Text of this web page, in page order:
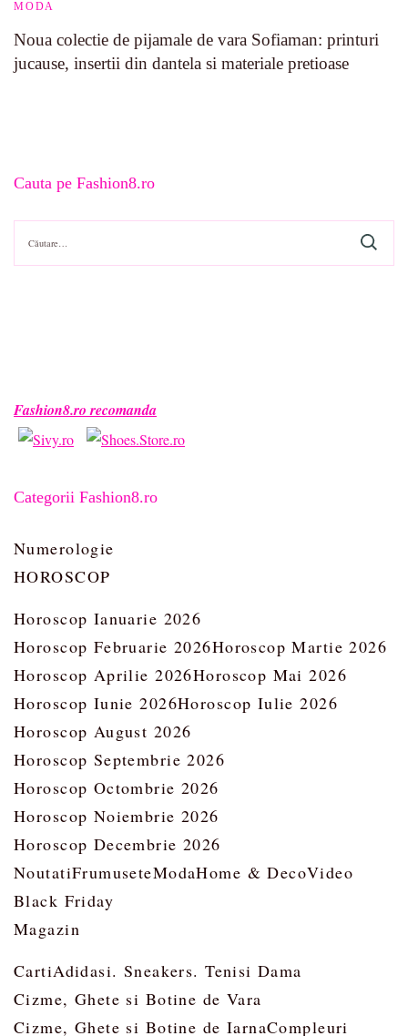
MODA
Noua colectie de pijamale de vara Sofiaman: printuri
jucause, insertii din dantela si materiale pretioase
Cauta pe Fashion8.ro
Caută
după:
Fashion8.ro recomanda
Categorii Fashion8.ro
Numerologie
HOROSCOP
Horoscop Ianuarie 2026
Horoscop Februarie 2026Horoscop Martie 2026
Horoscop Aprilie 2026Horoscop Mai 2026
Horoscop Iunie 2026Horoscop Iulie 2026
Horoscop August 2026
Horoscop Septembrie 2026
Horoscop Octombrie 2026
Horoscop Noiembrie 2026
Horoscop Decembrie 2026
NoutatiFrumuseteModaHome & DecoVideo
Black Friday
Magazin
CartiAdidasi. Sneakers. Tenisi Dama
Cizme, Ghete si Botine de Vara
Cizme, Ghete si Botine de IarnaCompleuri